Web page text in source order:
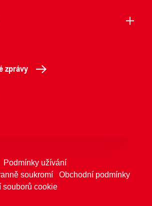
zprávy
Podmínky užívání
soukromí
Obchodní podmínky
souborů cookie